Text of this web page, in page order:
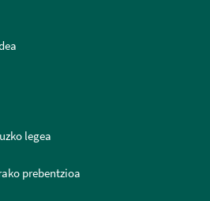
legea
prebentzioa